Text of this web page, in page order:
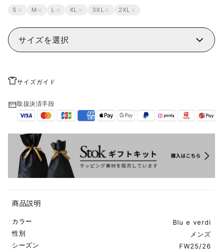
S M L XL 3XL 2XL
サイズを選択
サイズガイド
取扱決済手段
商品説明
カラー
Blu e verdi
性別
メンズ
シーズン
FW25/26